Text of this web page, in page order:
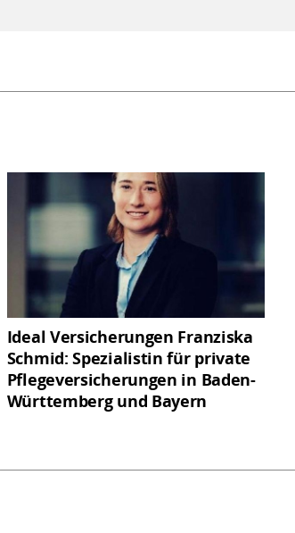
Ideal Versicherungen Franziska
Schmid: Spezialistin für private
Pflegeversicherungen in Baden-
Württemberg und Bayern